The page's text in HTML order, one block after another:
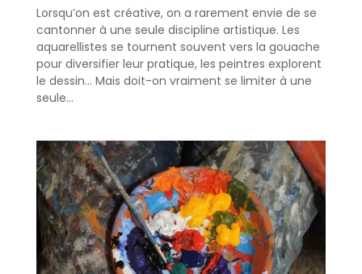
Lorsqu’on est créative, on a rarement envie de se
cantonner à une seule discipline artistique. Les
aquarellistes se tournent souvent vers la gouache
pour diversifier leur pratique, les peintres explorent
le dessin… Mais doit-on vraiment se limiter à une
seule...